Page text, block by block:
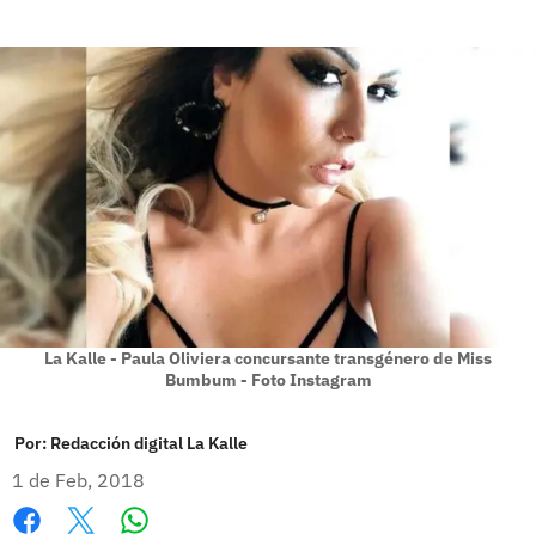
La Kalle - Paula Oliviera concursante transgénero de Miss
Bumbum - Foto Instagram
Por: Redacción digital La Kalle
1 de Feb, 2018